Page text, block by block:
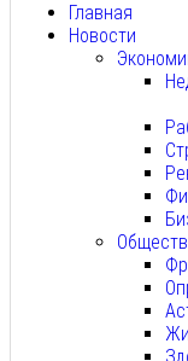
Главная
Новости